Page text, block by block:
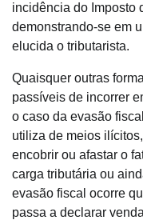
incidência do Imposto
demonstrando-se em
elucida o tributarista.
Quaisquer outras
passíveis de incorrer
o caso da evasão
utiliza de meios
encobrir ou afastar o
carga tributária ou
evasão fiscal ocorre
passa a declarar